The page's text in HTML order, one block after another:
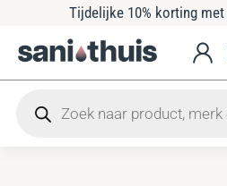
Tijdelijke 10% korting